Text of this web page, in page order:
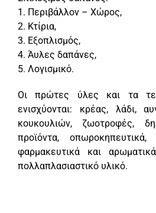
1. Περιβάλλον – Χώρος,
2. Κτίρια,
3. Εξοπλισμός,
4. Άυλες δαπάνες,
5. Λογισμικό.
Οι πρώτες ύλες και τα
ενισχύονται: κρέας, λάδι,
κουκουλιών, ζωοτροφές,
προϊόντα,
φαρμακευτικά και
πολλαπλασιαστικό υλικό.